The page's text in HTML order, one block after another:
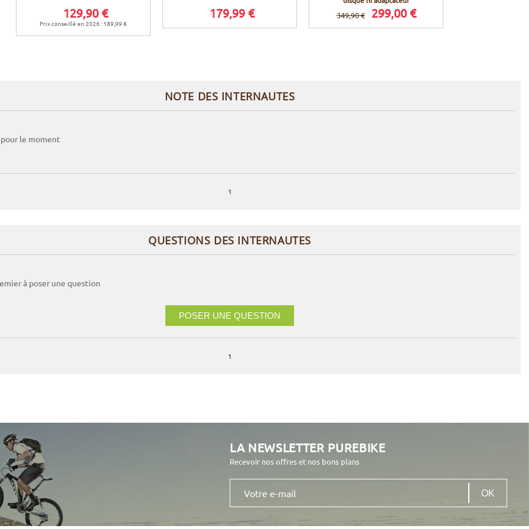
129,90 €
Prix conseillé en 2026 : 189,99 €
179,99 € 349,90 € 299,00 €
NOTE DES INTERNAUTES
le moment
1
QUESTIONS DES INTERNAUTES
à poser une question
POSER UNE QUESTION
1
LA NEWSLETTER PUREBIKE
Recevoir nos offres et nos bons plans
Votre
mail